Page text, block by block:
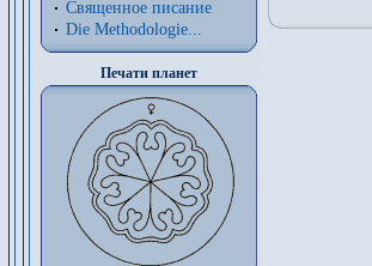
Священное писание
Die Methodologie...
Печати планет